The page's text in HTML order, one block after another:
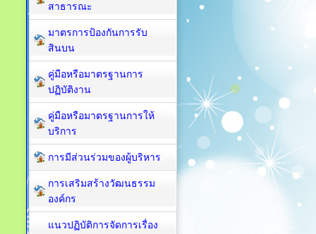
สาธารณะ
มาตรการป้องกันการรับ
สินบน
คู่มือหรือมาตรฐานการ
ปฏิบัติงาน
คู่มือหรือมาตรฐานการให้
บริการ
การมีส่วนร่วมของผู้บริหาร
การเสริมสร้างวัฒนธรรม
องค์กร
แนวปฏิบัติการจัดการเรื่อง